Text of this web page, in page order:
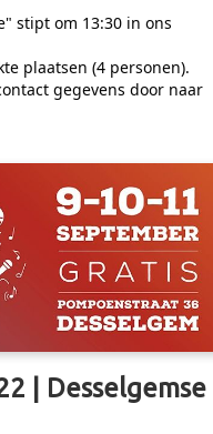
stipt om 13:30 in ons
plaatsen (4 personen).
gegevens door naar
| Desselgemse